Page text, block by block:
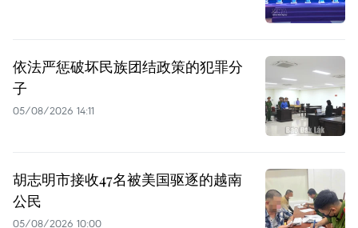
依法严惩破坏民族团结政策的犯罪分
子
05/08/2026 14:11
胡志明市接收47名被美国驱逐的越南
公民
05/08/2026 10:00